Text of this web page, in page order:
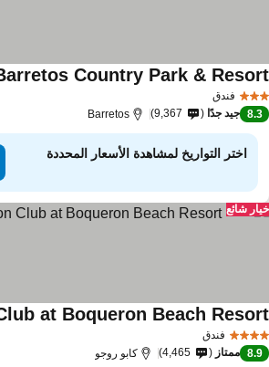
فندق
Barretos Country Park &
8.3 جيد جدًا 9,367
Barretos
اختر التواريخ لمشاهدة الأسعار المحددة
شائع
فندق
8.9 ممتاز 4,465 كابو روجو